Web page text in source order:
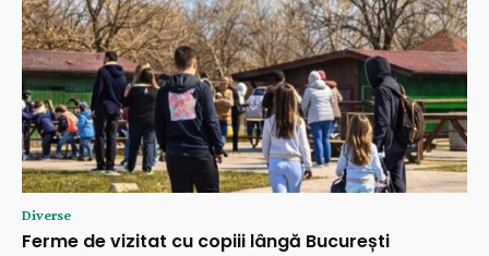
Diverse
Ferme de vizitat cu copiii lângă București